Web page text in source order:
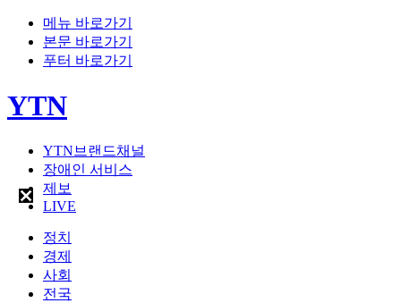
메뉴 바로가기
본문 바로가기
푸터 바로가기
YTN
YTN브랜드채널
장애인 서비스
제보
LIVE
정치
경제
사회
전국